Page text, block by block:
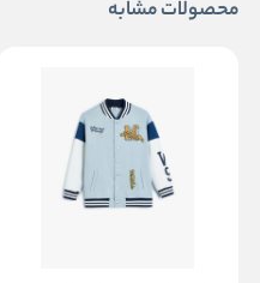
محصولات مشابه